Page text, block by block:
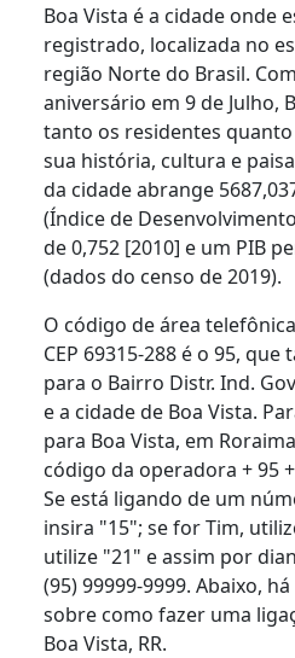
Boa Vista é a cidade onde
registrado, localizada no
região Norte do Brasil.
aniversário em 9 de Julho,
tanto os residentes
sua história, cultura e
da cidade abrange
(Índice de
de 0,752 [2010] e um PIB
(dados do censo de 2019).
O código de área
CEP 69315-288 é o 95,
para o Bairro Distr. Ind.
e a cidade de Boa Vista.
para Boa Vista, em
código da operadora + 95
Se está ligando de um
insira "15"; se for Tim,
utilize "21" e assim por
(95) 99999-9999. Abaixo,
sobre como fazer uma
Boa Vista, RR.